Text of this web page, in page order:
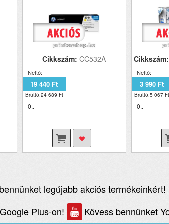
Cikkszám:CC532A
Nettó:
19 440 Ft
Bruttó:24 689 Ft
0..
Nettó:
3 990 Ft
Bruttó:5 067 Ft
0..
legújabb akciós termékeinkért!
Plus-on!
Kövess bennünket